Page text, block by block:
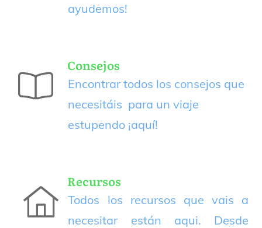
ayudemos!
Consejos
Encontrar todos los consejos que
necesitáis para un viaje
estupendo ¡aquí!
Recursos
Todos los recursos que vais a
necesitar están aqui. Desde